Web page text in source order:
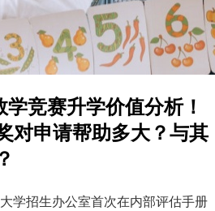
竞赛升学价值分析！
对申请帮助多大？与其
学招生办公室首次在内部评估手册